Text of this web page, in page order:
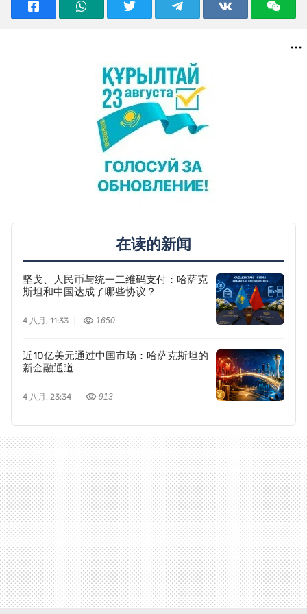
在读的新闻
坚戈、人民币与统一二维码支付：哈萨克
斯坦和中国达成了哪些协议？
4 八月, 11:33 1650
近10亿美元通过中国市场：哈萨克斯坦的
新金融通道
4 八月, 23:34 913